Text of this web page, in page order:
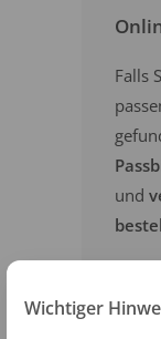
Falls
und
Wichtiger